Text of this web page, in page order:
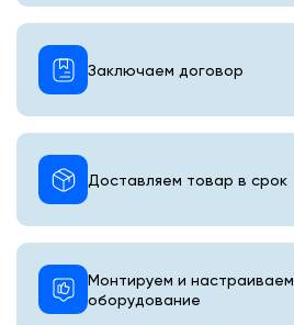
Монтируем и настраиваем
оборудование
Доставляем товар в срок
Заключаем договор